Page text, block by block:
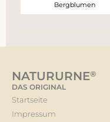
Bergblumen
NATURURNE®
DAS ORIGINAL
Startseite
Impressum